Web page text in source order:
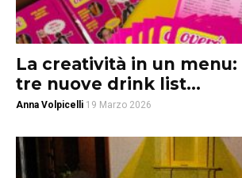
La creatività in un menu:
tre nuove drink list...
Anna Volpicelli 19 Marzo 2026